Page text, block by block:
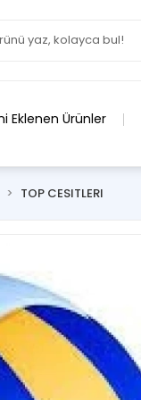
Eklenen Ürünler
TOP CESITLERI